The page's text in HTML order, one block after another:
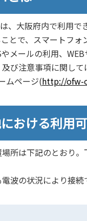
、大阪府内で利用で
とで、スマートフ
メールの利用、WEB
び注意事項に関し
ムページ(http://ofw-
おける利用
所は下記のとおり
波の状況により接続